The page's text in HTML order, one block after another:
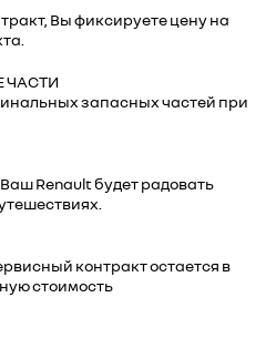
Вы фиксируете цену на
ЧАСТИ
запасных частей при
Renault будет радовать
контракт остается в
стоимость